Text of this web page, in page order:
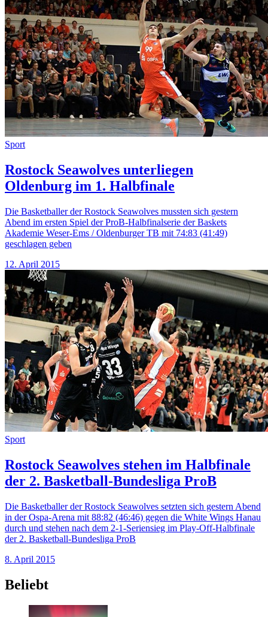
Sport
Rostock Seawolves unterliegen
Oldenburg im 1. Halbfinale
Die Basketballer der Rostock Seawolves mussten sich gestern
Abend im ersten Spiel der ProB-Halbfinalserie der Baskets
Akademie Weser-Ems / Oldenburger TB mit 74:83 (41:49)
geschlagen geben
12. April 2015
Sport
Rostock Seawolves stehen im Halbfinale
der 2. Basketball-Bundesliga ProB
Die Basketballer der Rostock Seawolves setzten sich gestern Abend
in der Ospa-Arena mit 88:82 (46:46) gegen die White Wings Hanau
durch und stehen nach dem 2-1-Seriensieg im Play-Off-Halbfinale
der 2. Basketball-Bundesliga ProB
8. April 2015
Beliebt